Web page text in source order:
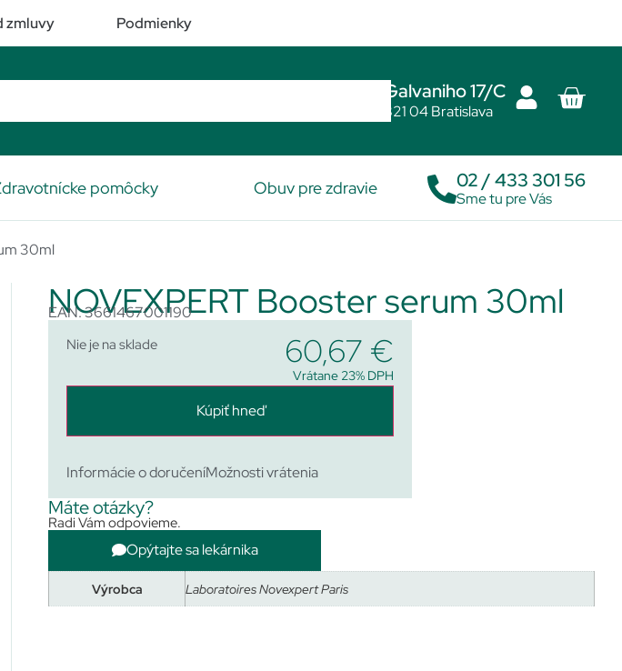
zmluvy Podmienky
Galvaniho 17/C
821 04 Bratislava
pomôcky Obuv pre zdravie 02 / 433 301 56
Sme tu pre Vás
30ml
NOVEXPERT Booster serum 30ml
EAN: 3661467001190
Nie je na sklade 60,67 €
Vrátane 23% DPH
Kúpiť hneď
Informácie o doručeníMožnosti vrátenia
Máte otázky?
Radi Vám odpovieme.
Opýtajte sa lekárnika
Výrobca Laboratoires Novexpert Paris